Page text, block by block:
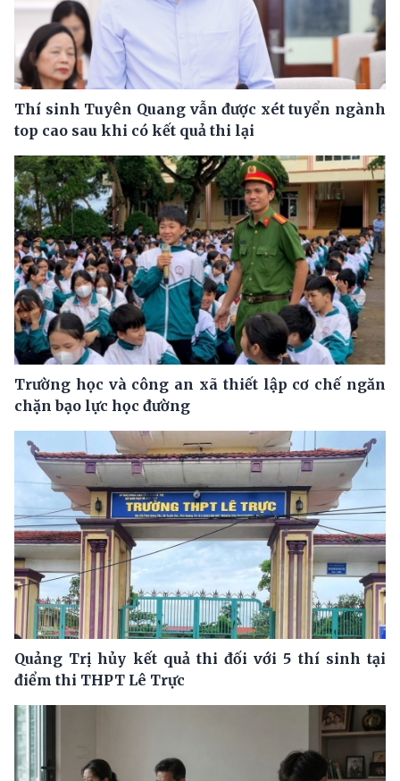
Thí sinh Tuyên Quang vẫn được xét tuyển ngành
top cao sau khi có kết quả thi lại
Trường học và công an xã thiết lập cơ chế ngăn
chặn bạo lực học đường
Quảng Trị hủy kết quả thi đối với 5 thí sinh tại
điểm thi THPT Lê Trực